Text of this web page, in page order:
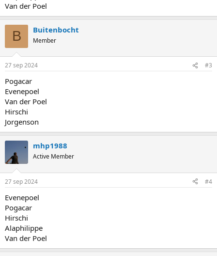
Van der Poel
B Buitenbocht
Member
27 sep 2024 #3
Pogacar
Evenepoel
Van der Poel
Hirschi
Jorgenson
mhp1988
Active Member
27 sep 2024 #4
Evenepoel
Pogacar
Hirschi
Alaphilippe
Van der Poel